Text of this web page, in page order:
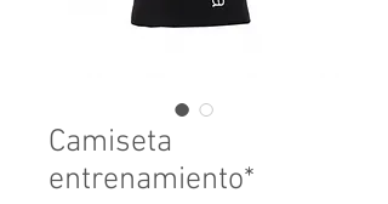
Camiseta
entrenamiento*